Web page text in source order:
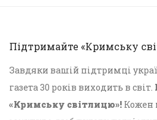
Підтримайте «Кримську
Завдяки вашій підтримці
газета 30 років виходить в світ.
«Кримську світлицю»! Кожен